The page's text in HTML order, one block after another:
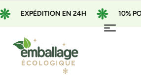
EXPÉDITION EN 24H 10%